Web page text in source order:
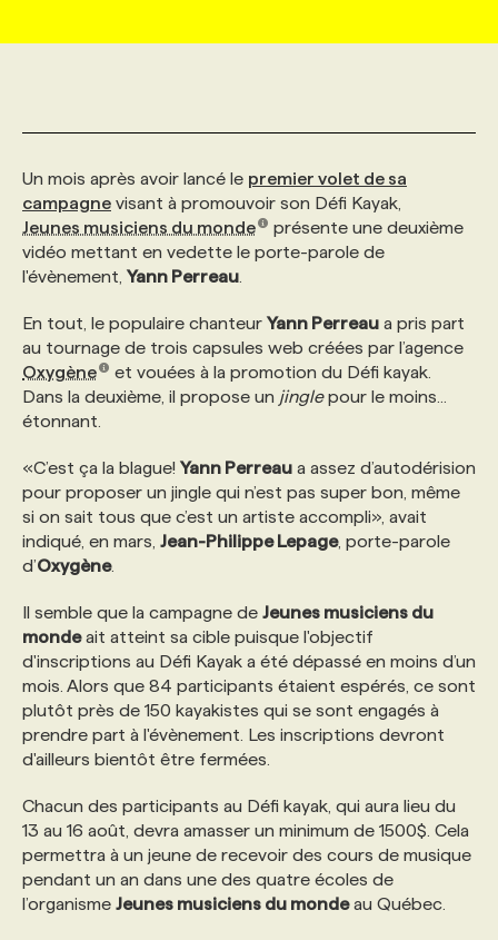
AFFAIRES DE L'INDUSTRIE
INITIATIVES NUMÉRIQUES
PRIX ET DISTINCTIONS
TENDANCES
WEB & MÉDIAS SOCIAUX
MARKETING DURABLE
GEO/SEO
ÉVÉNEMENTIEL
NOS AUTEUR‧RICES
INFOLETTRE PUBLICITÉ
ANNONCEZ AVEC NOUS
CONSULTER LA CVTHÈQUE
PROFIL ENTREPRISE
FAQ
ANNONCEZ AVEC NOUS
VOIR LES OFFRES
PROFIL CANDIDAT
FAQ
ANNONCEZ AVEC NOUS
NOS FORMATIONS EN LIGNE
NOS PARCOURS DE FORMATIONS
FORMATIONS PERSONNALISÉES
NOS FORMATEUR‧RICES
POURQUOI CHOISIR NOS FORMATIONS
NOS TARIFS
PROGRAMMES DE SUBVENTIONS
FAQ
ANNONCEZ AVEC NOUS
CHASSE DE TÊTE
SERVICE DE CHASSE DE TÊTE
NOS TARIFS
NOS EXPERTISES
ANNONCEZ AVEC NOUS
Un mois après avoir lancé le premier volet de sa
campagne visant à promouvoir son Défi Kayak,
Jeunes musiciens du monde
présente une deuxième
vidéo mettant en vedette le porte-parole de
l'évènement, Yann Perreau
En tout, le populaire chanteur Yann Perreau a pris part
au tournage de trois capsules web créées par l’agence
Oxygène
et vouées à la promotion du Défi kayak.
Dans la deuxième, il propose un jinglepour le moins...
étonnant.
«C’est ça la blague! Yann Perreau a assez d’autodérision
pour proposer un jingle qui n’est pas super bon, même
si on sait tous que c’est un artiste accompli», avait
indiqué, en mars, Jean-Philippe Lepage, porte-parole
d’Oxygène.
Il semble que la campagne de Jeunes musiciens du
mondeait atteint sa cible puisque l'objectif
d'inscriptions au Défi Kayak a été dépassé en moins d’un
mois. Alors que 84 participants étaient espérés, ce sont
plutôt près de 150 kayakistes qui se sont engagés à
prendre part à l'évènement. Les inscriptions devront
d'ailleurs bientôt être fermées.
Chacun des participants au Défi kayak, qui aura lieu du
13 au 16 août, devra amasser un minimum de 1500$. Cela
permettra à un jeune de recevoir des cours de musique
pendant un an dans une des quatre écoles de
l’organisme Jeunes musiciens du mondeau Québec.